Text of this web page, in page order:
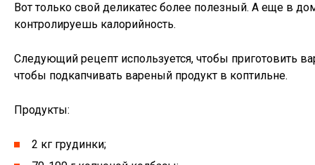
Вот только свой деликатес более полезный. А еще в
контролируешь калорийность.
Следующий рецепт используется, чтобы приготовить
чтобы подкапчивать вареный продукт в коптильне.
Продукты:
2 кг грудинки;